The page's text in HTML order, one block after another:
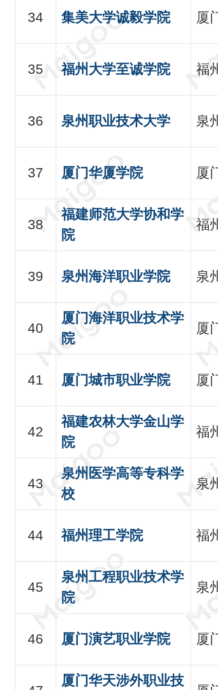
集美大学诚毅学院 厦
福州大学至诚学院 福
泉州职业技术大学 泉
厦门华厦学院 厦
福建师范大学协和学
院
福
泉州海洋职业学院 泉
厦门海洋职业技术学
院
厦
厦门城市职业学院 厦
福建农林大学金山学
院
福
泉州医学高等专科学
校
泉
福州理工学院 福
泉州工程职业技术学
院
泉
厦门演艺职业学院 厦
厦门华天涉外职业技